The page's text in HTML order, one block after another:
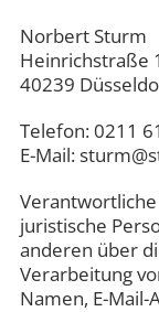
Norbert Sturm
Heinrichstraße
40239
Telefon: 0211
E-Mail:
juristische
anderen über
Verarbeitung
Namen, E-Mail-